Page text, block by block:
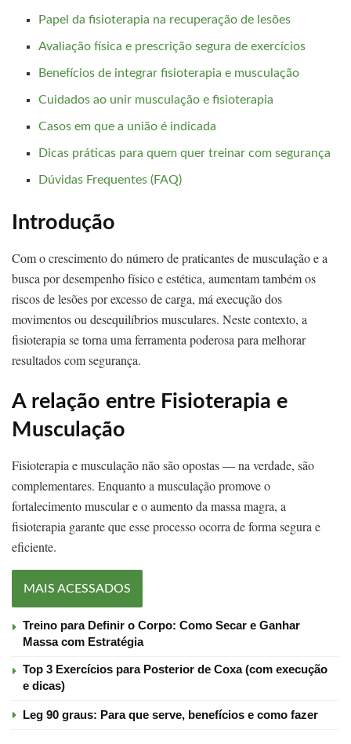
Papel da fisioterapia na recuperação de lesões
Avaliação física e prescrição segura de exercícios
Benefícios de integrar fisioterapia e musculação
Cuidados ao unir musculação e fisioterapia
Casos em que a união é indicada
Dicas práticas para quem quer treinar com segurança
Dúvidas Frequentes (FAQ)
Introdução
Com o crescimento do número de praticantes de musculação e a
busca por desempenho físico e estética, aumentam também os
riscos de lesões por excesso de carga, má execução dos
movimentos ou desequilíbrios musculares. Neste contexto, a
fisioterapia se torna uma ferramenta poderosa para melhorar
resultados com segurança.
A relação entre Fisioterapia e
Musculação
Fisioterapia e musculação não são opostas — na verdade, são
complementares. Enquanto a musculação promove o
fortalecimento muscular e o aumento da massa magra, a
fisioterapia garante que esse processo ocorra de forma segura e
eficiente.
MAIS ACESSADOS
Treino para Definir o Corpo: Como Secar e Ganhar
Massa com Estratégia
Top 3 Exercícios para Posterior de Coxa (com execução
e dicas)
Leg 90 graus: Para que serve, benefícios e como fazer